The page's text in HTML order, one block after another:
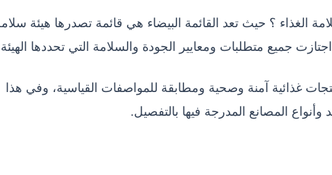
الغذاء ؟ حيث تعد القائمة البيضاء هي قائمة تصدرها هيئة
جميع متطلبات ومعايير الجودة والسلامة التي تحددها
غذائية آمنة وصحية ومطابقة للمواصفات القياسية، وفي هذا
المصانع المدرجة فيها بالتفصيل.